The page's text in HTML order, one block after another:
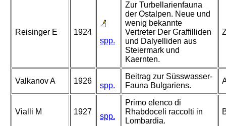
Reisinger E
1924
spp.
Zur Turbellarienfauna
der Ostalpen. Neue und
wenig bekannte
Vertreter Der Graffilliden
und Dalyelliden aus
Steiermark und
Kaernten.
Valkanov A 1926
spp.
Beitrag zur Süsswasser-
Fauna Bulgariens.
Vialli M 1927
spp.
Primo elenco di
Rhabdoceli raccolti in
Lombardia.